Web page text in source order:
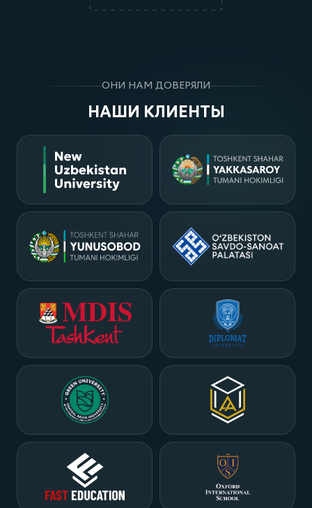
ОНИ НАМ ДОВЕРЯЛИ
НАШИ КЛИЕНТЫ